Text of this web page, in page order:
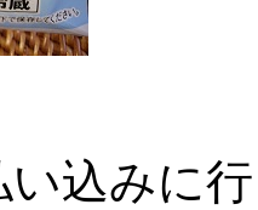
い込みに